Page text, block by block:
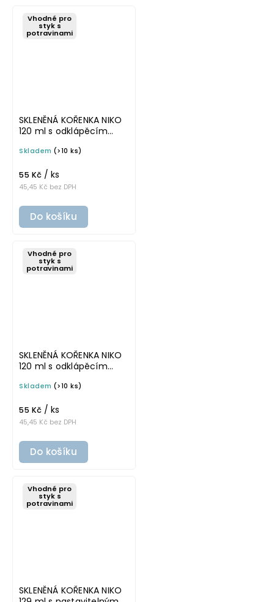
Vhodné pro
styk s
potravinami
SKLENĚNÁ KOŘENKA NIKO
120 ml s odklápěcím
Skladem (>10 ks)
45,45 Kč bez DPH
55 Kč / ks
Do košíku
Vhodné pro
styk s
potravinami
SKLENĚNÁ KOŘENKA NIKO
120 ml s odklápěcím
otvorů)
Skladem (>10 ks)
45,45 Kč bez DPH
55 Kč / ks
Do košíku
Vhodné pro
styk s
potravinami
SKLENĚNÁ KOŘENKA NIKO